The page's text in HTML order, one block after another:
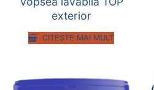
exterior
CITEȘTE MAI MULT